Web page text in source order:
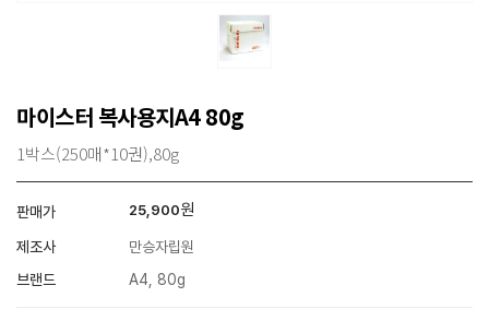
마이스터 복사용지A4 80g
1박스(250매*10권),80g
판매가 25,900원
제조사
만승자립원
브랜드
A4, 80g